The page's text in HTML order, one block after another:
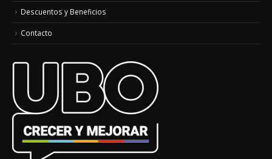
Descuentos y Beneficios
Contacto